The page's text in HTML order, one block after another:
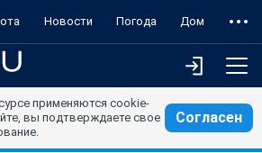
Новости Погода Дом
применяются cookie-
вы подтверждаете свое
Согласен